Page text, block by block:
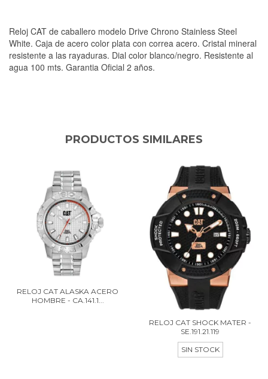
Reloj CAT de caballero modelo Drive Chrono Stainless Steel
White. Caja de acero color plata con correa acero. Cristal mineral
resistente a las rayaduras. Dial color blanco/negro. Resistente al
agua 100 mts. Garantia Oficial 2 años.
PRODUCTOS SIMILARES
RELOJ CAT ALASKA ACERO
HOMBRE - CA.141.1...
RELOJ CAT SHOCK MATER -
SE.191.21.119
SIN STOCK